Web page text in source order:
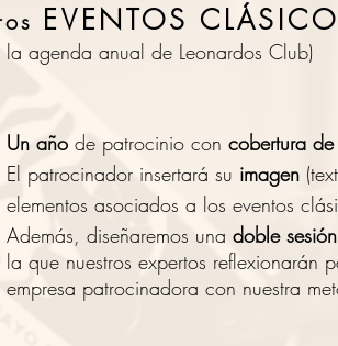
EVENTOS
la agenda anual de Leonardos Club)
Un año de patrocinio con cobertura
El patrocinador insertará su imagen
elementos asociados a los eventos
Además, diseñaremos una doble
la que nuestros expertos reflexionarán
empresa patrocinadora con nuestra